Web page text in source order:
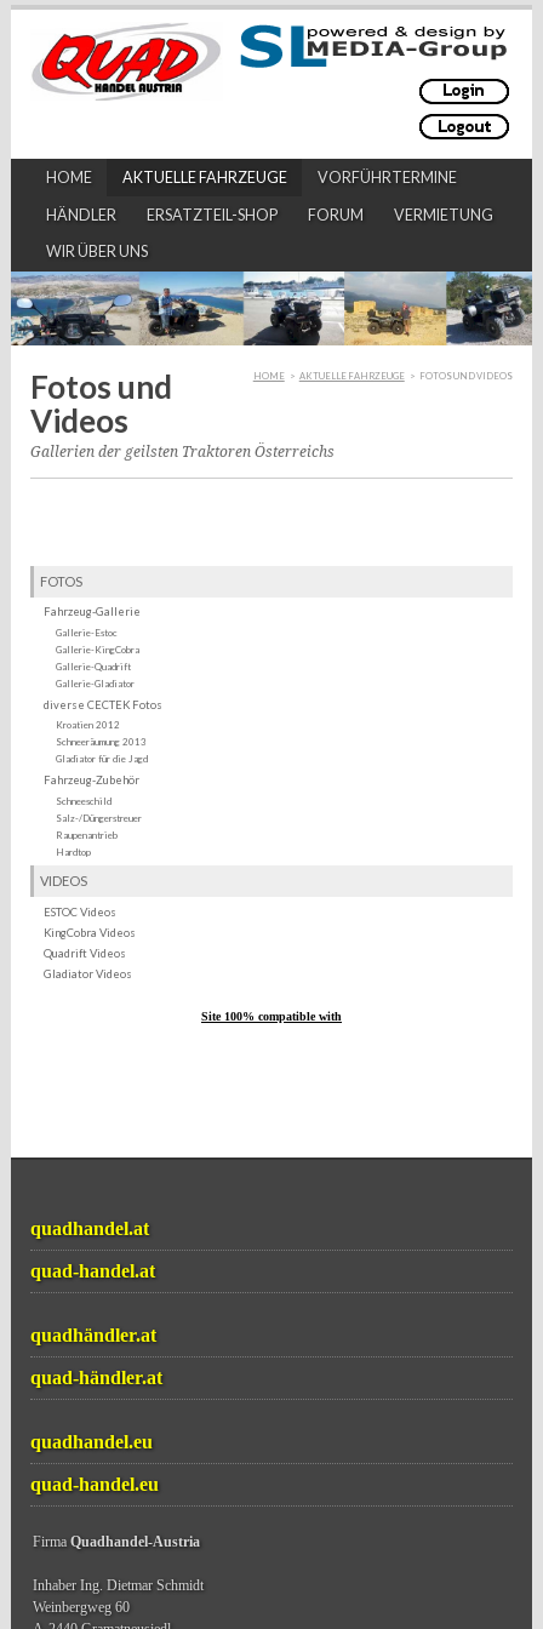
HOME AKTUELLE FAHRZEUGE VORFÜHRTERMINE
HÄNDLER ERSATZTEIL-SHOP FORUM VERMIETUNG
WIR ÜBER UNS
HOME > AKTUELLE FAHRZEUGE > FOTOS UND VIDEOS
Fotos und
Videos
Gallerien der geilsten Traktoren Österreichs
FOTOS
Fahrzeug-Gallerie
Gallerie-Estoc
Gallerie-KingCobra
Gallerie-Quadrift
Gallerie-Gladiator
diverse CECTEK Fotos
Kroatien 2012
Schneeräumung 2013
Gladiator für die Jagd
Fahrzeug-Zubehör
Schneeschild
Salz-/Düngerstreuer
Raupenantrieb
Hardtop
VIDEOS
ESTOC Videos
KingCobra Videos
Quadrift Videos
Gladiator Videos
Site 100% compatible with
quadhandel.at
quad-handel.at
quadhändler.at
quad-händler.at
quadhandel.eu
quad-handel.eu
FirmaQuadhandel-Austria
Inhaber Ing. Dietmar Schmidt
Weinbergweg 60